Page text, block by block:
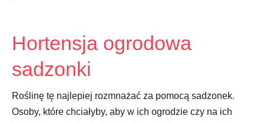
Hortensja ogrodowa
sadzonki
Roślinę tę najlepiej rozmnażać za pomocą sadzonek.
Osoby, które chciałyby, aby w ich ogrodzie czy na ich